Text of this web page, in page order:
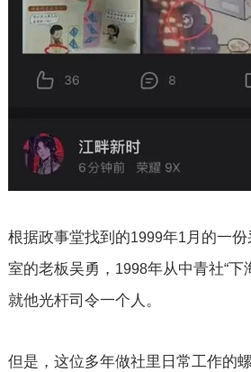
根据政事堂找到的1999年1月的一
室的老板吴勇， 1998年从中青社“下
就他光杆司令一个人。
但是，这位多年做社里日常工作的